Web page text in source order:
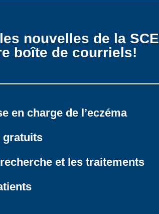
nouvelles de la SCE
boîte de courriels!
en charge de l’eczéma
gratuits
et les traitements